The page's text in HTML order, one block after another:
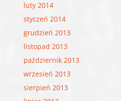
luty 2014
styczeń 2014
grudzień 2013
listopad 2013
październik 2013
wrzesień 2013
sierpień 2013